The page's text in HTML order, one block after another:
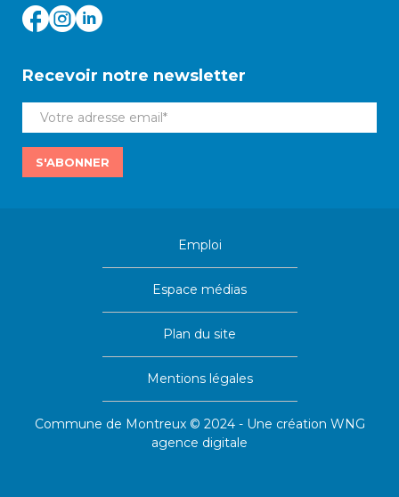
Recevoir notre newsletter
S'ABONNER
Emploi
Espace médias
Plan du site
Mentions légales
Commune de Montreux © 2024 - Une création WNG
agence digitale